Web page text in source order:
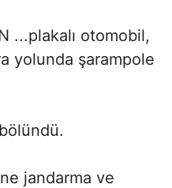
...plakalı otomobil,
yolunda şarampole
jandarma ve